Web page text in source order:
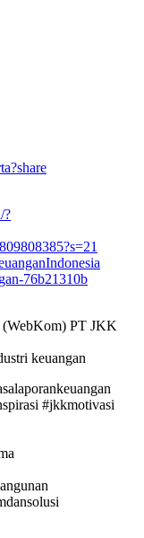
?
76b21310b
PT JKK
keuangan
#jkkmotivasi